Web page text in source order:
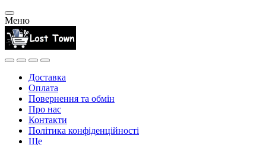
Меню
Доставка
Оплата
Повернення та обмін
Про нас
Контакти
Політика конфіденційності
Ще